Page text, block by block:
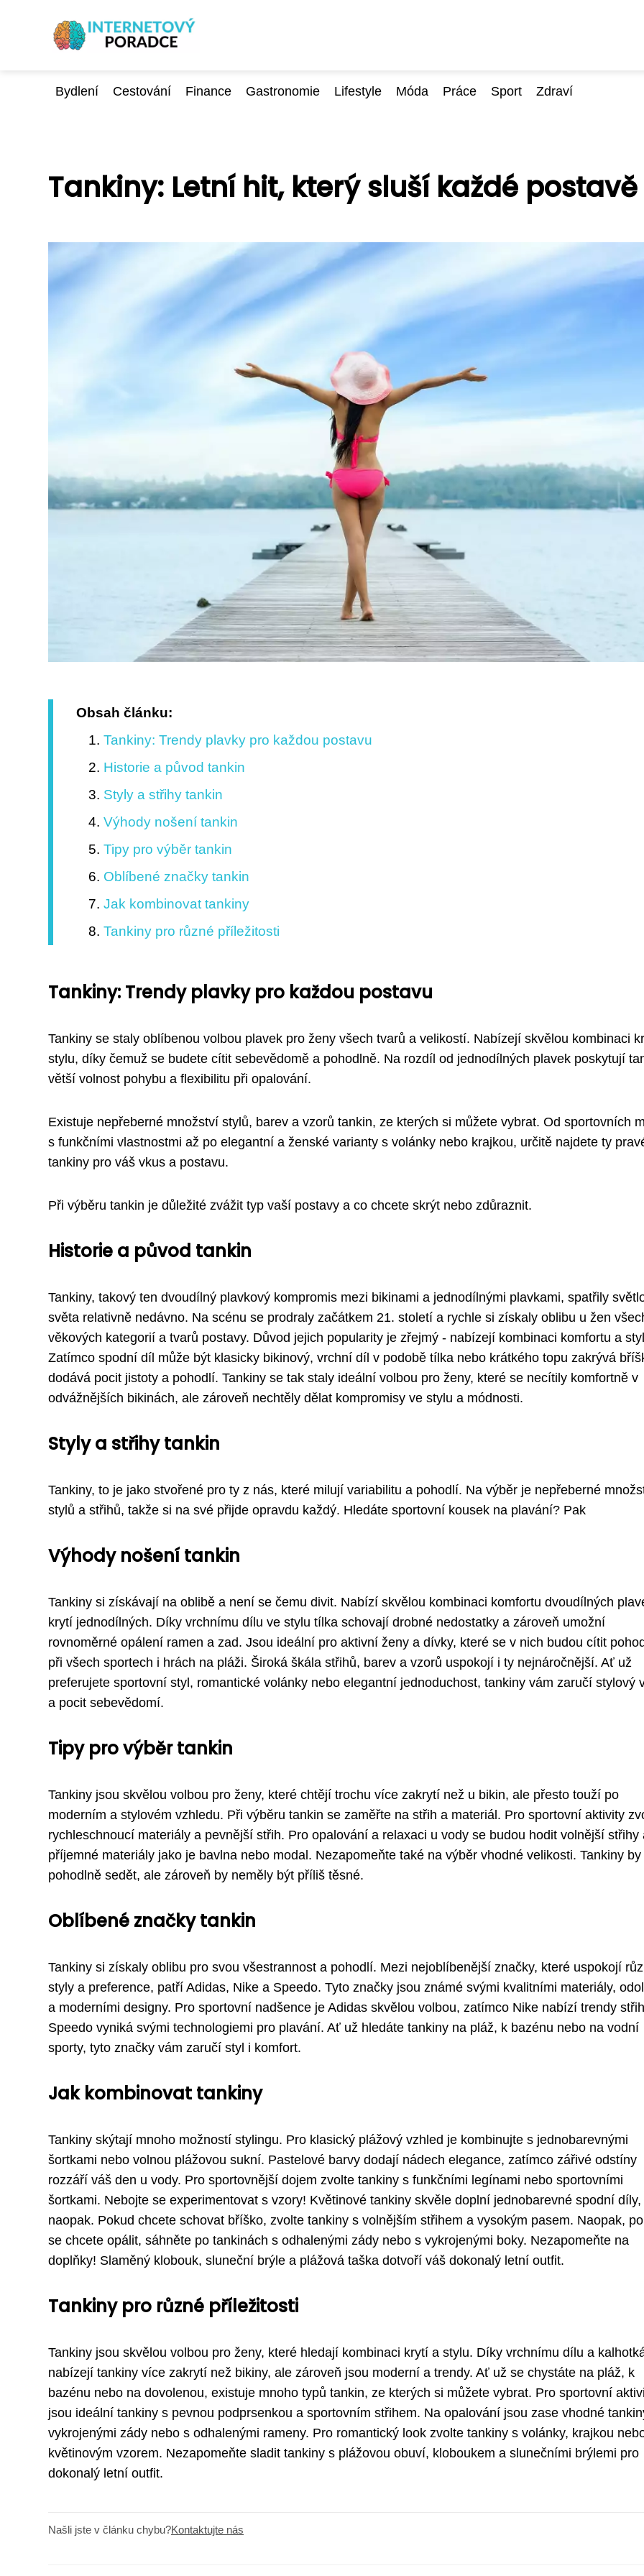
Bydlení Cestování Finance Gastronomie Lifestyle Móda Práce Sport Zdraví
Tankiny: Letní hit, který sluší každé postavě
Obsah článku:
Tankiny: Trendy plavky pro každou postavu
Historie a původ tankin
Styly a střihy tankin
Výhody nošení tankin
Tipy pro výběr tankin
Oblíbené značky tankin
Jak kombinovat tankiny
Tankiny pro různé příležitosti
Tankiny: Trendy plavky pro každou postavu
Tankiny se staly oblíbenou volbou plavek pro ženy všech tvarů a velikostí. Nabízejí skvělou kombinaci
stylu, díky čemuž se budete cítit sebevědomě a pohodlně. Na rozdíl od jednodílných plavek poskytují
větší volnost pohybu a flexibilitu při opalování.
Existuje nepřeberné množství stylů, barev a vzorů tankin, ze kterých si můžete vybrat. Od sportovních
s funkčními vlastnostmi až po elegantní a ženské varianty s volánky nebo krajkou, určitě najdete ty
tankiny pro váš vkus a postavu.
Při výběru tankin je důležité zvážit typ vaší postavy a co chcete skrýt nebo zdůraznit.
Historie a původ tankin
Tankiny, takový ten dvoudílný plavkový kompromis mezi bikinami a jednodílnými plavkami, spatřily
světa relativně nedávno. Na scénu se prodraly začátkem 21. století a rychle si získaly oblibu u žen
věkových kategorií a tvarů postavy. Důvod jejich popularity je zřejmý - nabízejí kombinaci komfortu a
Zatímco spodní díl může být klasicky bikinový, vrchní díl v podobě tílka nebo krátkého topu zakrývá
dodává pocit jistoty a pohodlí. Tankiny se tak staly ideální volbou pro ženy, které se necítily komfortně v
odvážnějších bikinách, ale zároveň nechtěly dělat kompromisy ve stylu a módnosti.
Styly a střihy tankin
Tankiny, to je jako stvořené pro ty z nás, které milují variabilitu a pohodlí. Na výběr je nepřeberné
stylů a střihů, takže si na své přijde opravdu každý. Hledáte sportovní kousek na plavání? Pak
Výhody nošení tankin
Tankiny si získávají na oblibě a není se čemu divit. Nabízí skvělou kombinaci komfortu dvoudílných
krytí jednodílných. Díky vrchnímu dílu ve stylu tílka schovají drobné nedostatky a zároveň umožní
rovnoměrné opálení ramen a zad. Jsou ideální pro aktivní ženy a dívky, které se v nich budou cítit
při všech sportech i hrách na pláži. Široká škála střihů, barev a vzorů uspokojí i ty nejnáročnější. Ať už
preferujete sportovní styl, romantické volánky nebo elegantní jednoduchost, tankiny vám zaručí stylový
a pocit sebevědomí.
Tipy pro výběr tankin
Tankiny jsou skvělou volbou pro ženy, které chtějí trochu více zakrytí než u bikin, ale přesto touží po
moderním a stylovém vzhledu. Při výběru tankin se zaměřte na střih a materiál. Pro sportovní aktivity
rychleschnoucí materiály a pevnější střih. Pro opalování a relaxaci u vody se budou hodit volnější střihy
příjemné materiály jako je bavlna nebo modal. Nezapomeňte také na výběr vhodné velikosti. Tankiny
pohodlně sedět, ale zároveň by neměly být příliš těsné.
Oblíbené značky tankin
Tankiny si získaly oblibu pro svou všestrannost a pohodlí. Mezi nejoblíbenější značky, které uspokojí
styly a preference, patří Adidas, Nike a Speedo. Tyto značky jsou známé svými kvalitními materiály,
a moderními designy. Pro sportovní nadšence je Adidas skvělou volbou, zatímco Nike nabízí trendy
Speedo vyniká svými technologiemi pro plavání. Ať už hledáte tankiny na pláž, k bazénu nebo na vodní
sporty, tyto značky vám zaručí styl i komfort.
Jak kombinovat tankiny
Tankiny skýtají mnoho možností stylingu. Pro klasický plážový vzhled je kombinujte s jednobarevnými
šortkami nebo volnou plážovou sukní. Pastelové barvy dodají nádech elegance, zatímco zářivé odstíny
rozzáří váš den u vody. Pro sportovnější dojem zvolte tankiny s funkčními legínami nebo sportovními
šortkami. Nebojte se experimentovat s vzory! Květinové tankiny skvěle doplní jednobarevné spodní díly,
naopak. Pokud chcete schovat bříško, zvolte tankiny s volnějším střihem a vysokým pasem. Naopak,
se chcete opálit, sáhněte po tankinách s odhalenými zády nebo s vykrojenými boky. Nezapomeňte na
doplňky! Slaměný klobouk, sluneční brýle a plážová taška dotvoří váš dokonalý letní outfit.
Tankiny pro různé příležitosti
Tankiny jsou skvělou volbou pro ženy, které hledají kombinaci krytí a stylu. Díky vrchnímu dílu a
nabízejí tankiny více zakrytí než bikiny, ale zároveň jsou moderní a trendy. Ať už se chystáte na pláž, k
bazénu nebo na dovolenou, existuje mnoho typů tankin, ze kterých si můžete vybrat. Pro sportovní
jsou ideální tankiny s pevnou podprsenkou a sportovním střihem. Na opalování jsou zase vhodné
vykrojenými zády nebo s odhalenými rameny. Pro romantický look zvolte tankiny s volánky, krajkou
květinovým vzorem. Nezapomeňte sladit tankiny s plážovou obuví, kloboukem a slunečními brýlemi pro
dokonalý letní outfit.
Našli jste v článku chybu?Kontaktujte nás